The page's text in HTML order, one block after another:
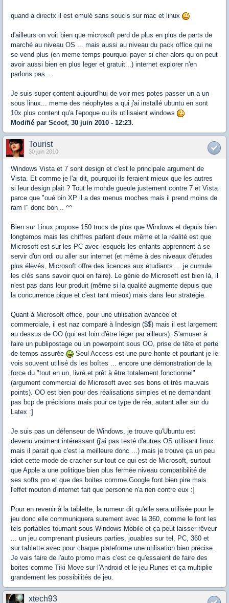
quand a directx il est emulé sans soucis sur mac et linux
d'ailleurs on voit bien que microsoft perd de plus en plus de parts de
marché au niveau OS ... mais aussi au niveau du pack office qui ne
se vend plus (en meme temps pourquoi payer si cher alors qu on peut
avoir aussi bien en plus leger et gratuit...) internet explorer n'en
parlons pas...
Je suis super content aujourd'hui de voir mes potes passer un a un
sous linux... meme des néophytes a qui j'ai installé ubuntu en sont
10x plus content qu'a l'epoque ou ils utilisaient windows
Modifié par Scoof, 30 juin 2010 - 12:23.
Tourist
30 juin 2010
Windows Vista et 7 sont design et c'est le principale argument de
Vista. Et comme je l'ai dit, pourquoi ils feraient mieux que les autres
si leur design plait ? Tout le monde gueule justement contre 7 et Vista
parce que "oué bin XP il a des menus moches mais il prend moins de
ram !" donc bon .. ^^
Bien sur Linux propose 150 trucs de plus que Windows et depuis bien
longtemps mais les chiffres parlent d'eux même et la réalité est que
Microsoft est sur les PC avec lesquels les enfants apprennent à se
servir d'un ordi ou aller sur internet (et même à des niveaux d'études
plus élevés, Microsoft offre des licences aux étudiants ... je cumule
les clés sans savoir quoi en faire). Le génie de Microsoft est bien là, il
n'est pas dans leur produit (même si la qualité augmente depuis que
la concurrence pique et c'est tant mieux) mais dans leur stratégie.
Quant à Microsoft office, pour une utilisation avancée et
commerciale, il est naz comparé à Indesign ($$) mais il est largement
au dessus de OO (qui est loin d'être léger par ailleurs). S'amuser à
faire un publipostage ou un powerpoint sous OO, prise de tête et perte
de temps assurée
Seul Access est une pure honte et pourtant je le
vois souvent utilisé ds les boîtes ... encore une démonstration de la
force du "tout en un, livré et prêt à être totalement fonctionnel"
(argument commercial de Microsoft avec ses bons et très mauvais
points). OO est bien pour des réalisations simples et ne demandant
pas bcp de précisions mais pour ce type de réa, autant aller sur du
Latex :]
Je suis pas un défenseur de Windows, je trouve qu'Ubuntu est
devenu vraiment intéressant (j'ai pas testé d'autres OS utilisant linux
mais il parait que c'est la meilleure donc ...) mais je trouve ça un peu
idiot cette mode de cracher sur tout ce qui est de Microsoft, surtout
que Apple a une politique bien plus fermée niveau compatibilité de
ses softs pro et que des boites comme Google font bien pire mais
l'effet mouton d'internet fait que personne n'a rien contre eux :]
Pour en revenir à la tablette, la rumeur dit qu'elle sera utilisée pour le
jeu donc elle communiquera surement avec la 360, comme le font les
tels portables tournant sous Windows Mobile et ça peut laisser rêveur
... un jeu comprenant plusieurs parties, jouables sur tel, PC, 360 et
sur tablette avec pour chaque plateforme une utilisation bien précise.
Je vais faire de l'auto promo mais c'est ce qu'essaient de faire des
boites comme Tiki Move sur l'Android et le jeu Runes et ça multiplie
grandement les possibilités de jeu.
xtech93